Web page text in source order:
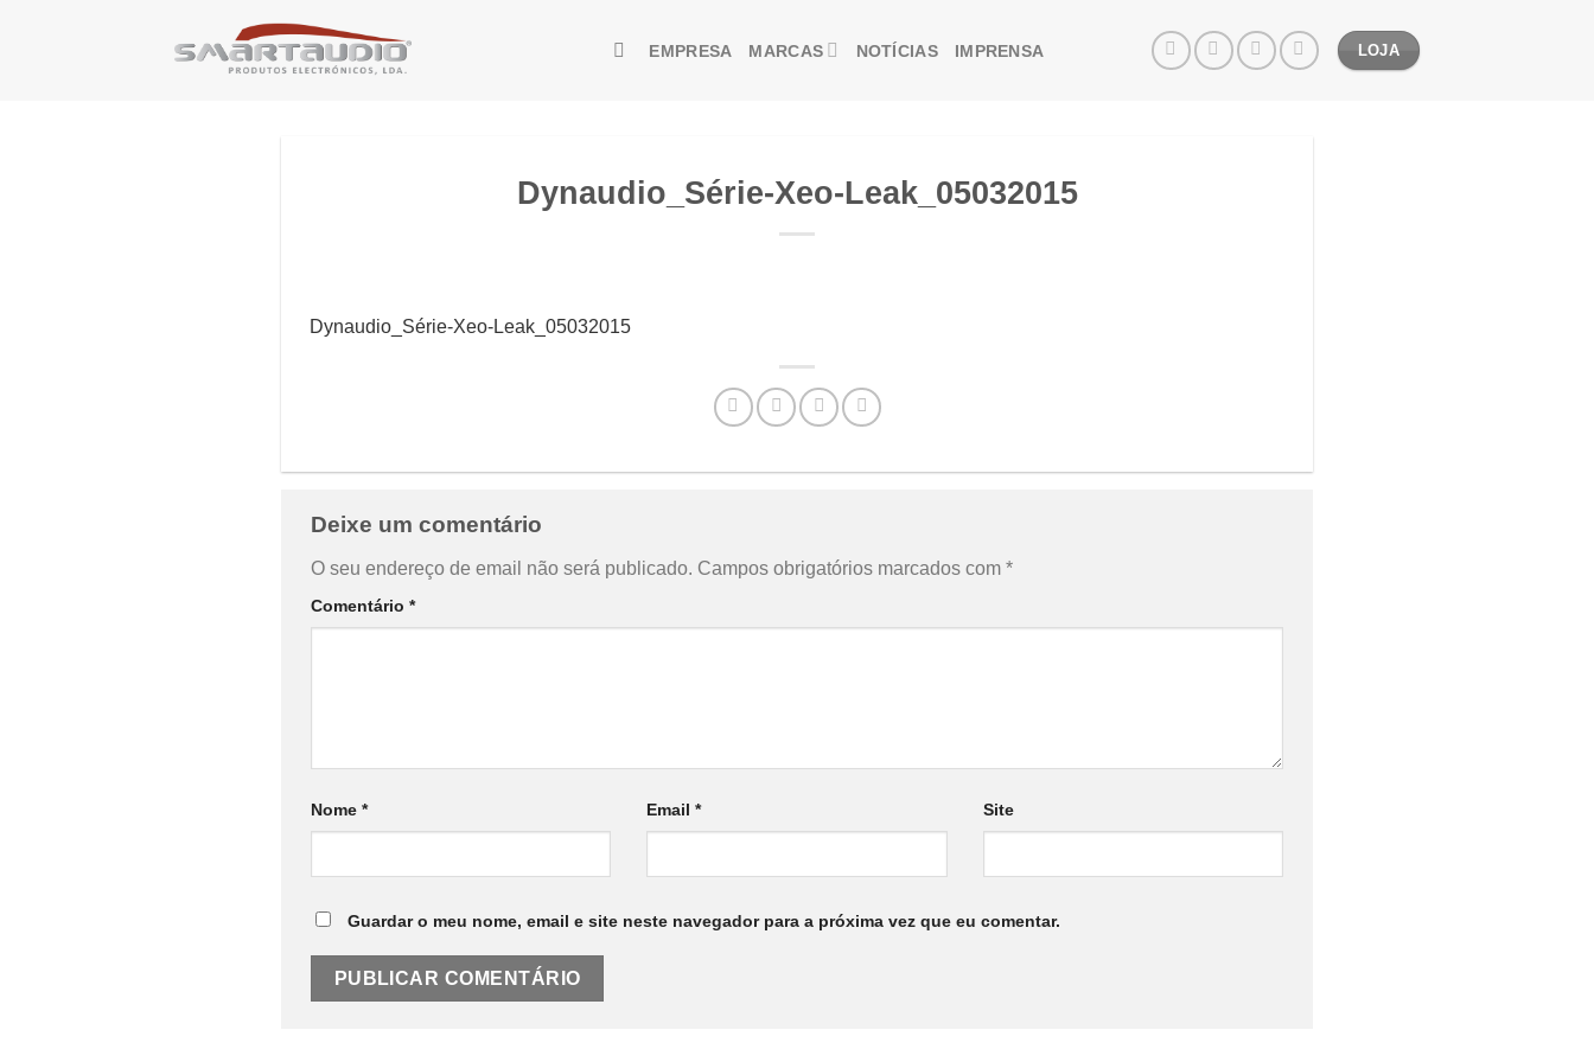
EMPRESA MARCAS NOTÍCIAS IMPRENSA LOJA
Dynaudio_Série-Xeo-Leak_05032015
Dynaudio_Série-Xeo-Leak_05032015
Deixe um comentário
O seu endereço de email não será publicado. Campos obrigatórios marcados com *
Comentário *
Nome * Email* Site
Guardar o meu nome, email e site neste navegador para a próxima vez que eu comentar.